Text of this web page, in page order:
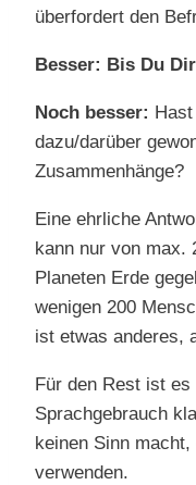
überfordert den
Besser: Bis Du
Noch besser:
dazu/darüber
Zusammenhänge?
Eine ehrliche
kann nur von max.
Planeten Erde
wenigen 200
ist etwas anderes,
Für den Rest ist
Sprachgebrauch
keinen Sinn
verwenden.